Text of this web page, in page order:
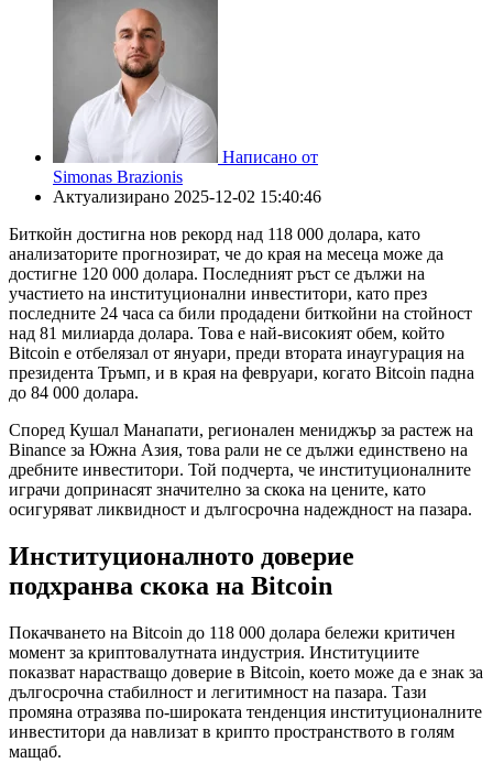
Написано от
Simonas Brazionis
Актуализирано 2025-12-02 15:40:46
Биткойн достигна нов рекорд над 118 000 долара, като
анализаторите прогнозират, че до края на месеца може да
достигне 120 000 долара. Последният ръст се дължи на
участието на институционални инвеститори, като през
последните 24 часа са били продадени биткойни на стойност
над 81 милиарда долара. Това е най-високият обем, който
Bitcoin е отбелязал от януари, преди втората инаугурация на
президента Тръмп, и в края на февруари, когато Bitcoin падна
до 84 000 долара.
Според Кушал Манапати, регионален мениджър за растеж на
Binance за Южна Азия, това рали не се дължи единствено на
дребните инвеститори. Той подчерта, че институционалните
играчи допринасят значително за скока на цените, като
осигуряват ликвидност и дългосрочна надеждност на пазара.
Институционалното доверие
подхранва скока на Bitcoin
Покачването на Bitcoin до 118 000 долара бележи критичен
момент за криптовалутната индустрия. Институциите
показват нарастващо доверие в Bitcoin, което може да е знак за
дългосрочна стабилност и легитимност на пазара. Тази
промяна отразява по-широката тенденция институционалните
инвеститори да навлизат в крипто пространството в голям
мащаб.